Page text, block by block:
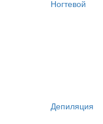
Ногтевой
Депиляция